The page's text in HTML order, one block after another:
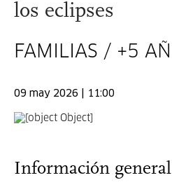
los eclipses
FAMILIAS / +5
09 may 2026 | 11:00
Información general